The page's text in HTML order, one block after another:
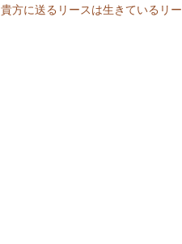
貴方に送るリースは生きているリー